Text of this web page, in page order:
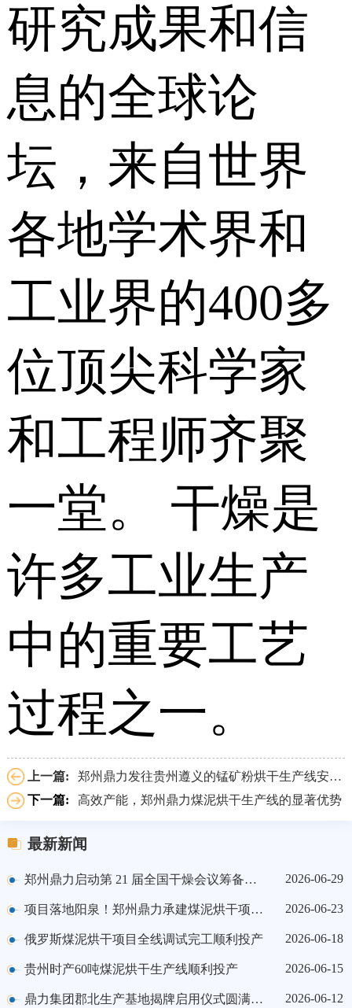
研究成果和信
息的全球论
坛，来自世界
各地学术界和
工业界的400多
位顶尖科学家
和工程师齐聚
一堂。 干燥是
许多工业生产
中的重要工艺
过程之一。
上一篇:
郑州鼎力发往贵州遵义的锰矿粉烘干生产线安装完成
下一篇:
高效产能，郑州鼎力煤泥烘干生产线的显著优势
最新新闻
郑州鼎力启动第 21 届全国干燥会议筹备工作 2026-06-29
项目落地阳泉！郑州鼎力承建煤泥烘干项目顺利投产 2026-06-23
俄罗斯煤泥烘干项目全线调试完工顺利投产 2026-06-18
贵州时产60吨煤泥烘干生产线顺利投产 2026-06-15
鼎力集团郡北生产基地揭牌启用仪式圆满举行 2026-06-12